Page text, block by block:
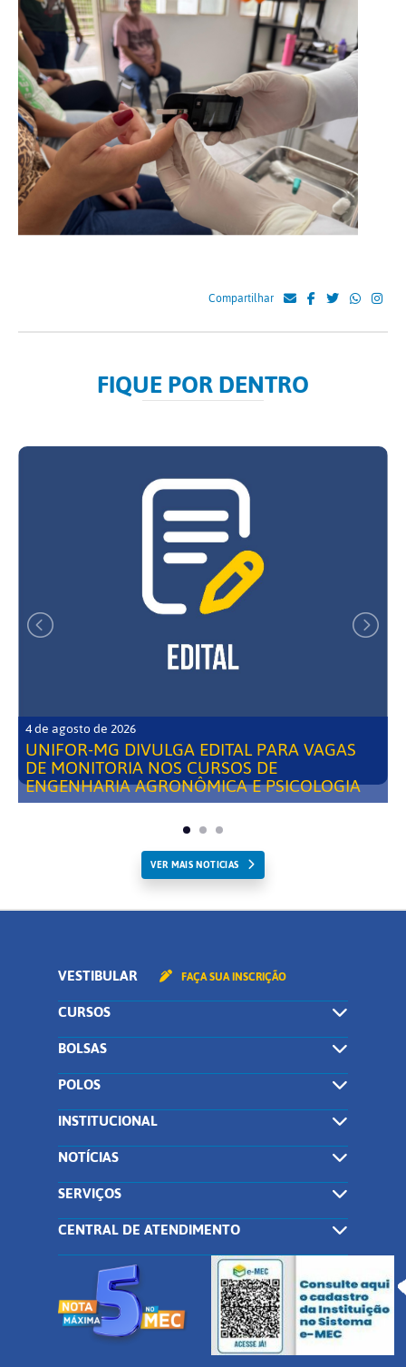
Compartilhar
FIQUE POR DENTRO
4 de agosto de 2026
UNIFOR-MG DIVULGA EDITAL PARA VAGAS
DE MONITORIA NOS CURSOS DE
ENGENHARIA AGRONÔMICA E PSICOLOGIA
VER MAIS NOTICIAS
VESTIBULAR FAÇA SUA INSCRIÇÃO
CURSOS
BOLSAS
POLOS
INSTITUCIONAL
NOTÍCIAS
SERVIÇOS
CENTRAL DE ATENDIMENTO